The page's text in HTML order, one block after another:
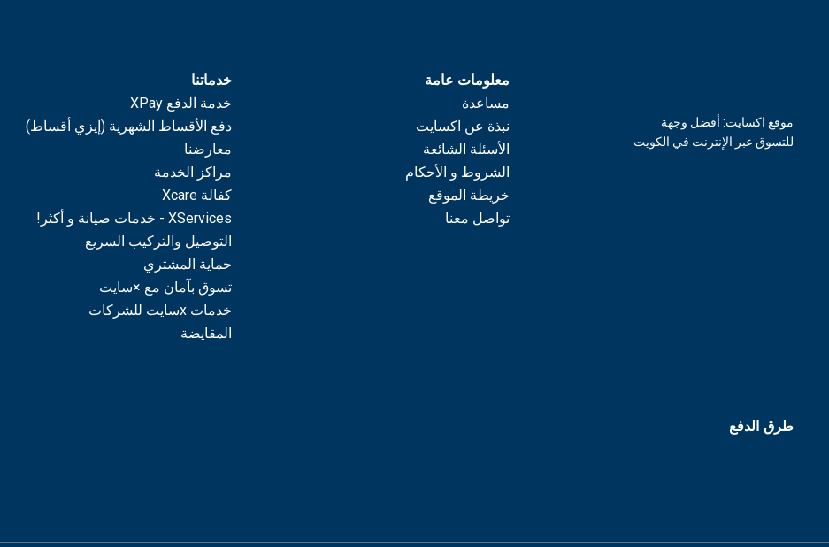
معلومات عامة
مساعدة
نبذة عن اكسايت
الأسئلة الشائعة
الشروط و الأحكام
خريطة الموقع
تواصل معنا
خدماتنا
خدمة الدفع XPay
دفع الأقساط الشهرية (إيزي أقساط)
معارضنا
مراكز الخدمة
كفالة Xcare
XServices - خدمات صيانة و أكثر!
التوصيل والتركيب السريع
حماية المشتري
تسوق بآمان مع ×سايت
خدمات xسايت للشركات
المقايضة
موقع اكسايت: أفضل وجهة
للتسوق عبر الإنترنت في الكويت
طرق الدفع